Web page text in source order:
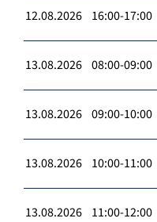
12.08.2026 16:00-17:00
13.08.2026 08:00-09:00
13.08.2026 09:00-10:00
13.08.2026 10:00-11:00
13.08.2026 11:00-12:00